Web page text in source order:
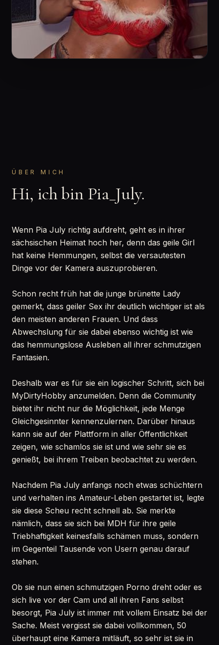
ÜBER MICH
Hi, ich bin Pia_July.
Wenn Pia July richtig aufdreht, geht es in ihrer
sächsischen Heimat hoch her, denn das geile Girl
hat keine Hemmungen, selbst die versautesten
Dinge vor der Kamera auszuprobieren.
Schon recht früh hat die junge brünette Lady
gemerkt, dass geiler Sex ihr deutlich wichtiger ist als
den meisten anderen Frauen. Und dass
Abwechslung für sie dabei ebenso wichtig ist wie
das hemmungslose Ausleben all ihrer schmutzigen
Fantasien.
Deshalb war es für sie ein logischer Schritt, sich bei
MyDirtyHobby anzumelden. Denn die Community
bietet ihr nicht nur die Möglichkeit, jede Menge
Gleichgesinnter kennenzulernen. Darüber hinaus
kann sie auf der Plattform in aller Öffentlichkeit
zeigen, wie schamlos sie ist und wie sehr sie es
genießt, bei ihrem Treiben beobachtet zu werden.
Nachdem Pia July anfangs noch etwas schüchtern
und verhalten ins Amateur-Leben gestartet ist, legte
sie diese Scheu recht schnell ab. Sie merkte
nämlich, dass sie sich bei MDH für ihre geile
Triebhaftigkeit keinesfalls schämen muss, sondern
im Gegenteil Tausende von Usern genau darauf
stehen.
Ob sie nun einen schmutzigen Porno dreht oder es
sich live vor der Cam und all ihren Fans selbst
besorgt, Pia July ist immer mit vollem Einsatz bei der
Sache. Meist vergisst sie dabei vollkommen, 50
überhaupt eine Kamera mitläuft, so sehr ist sie in